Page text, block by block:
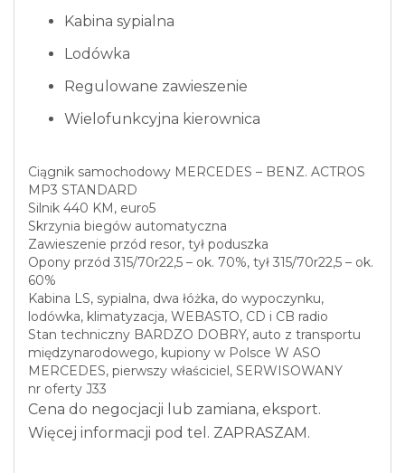
Kabina sypialna
Lodówka
Regulowane zawieszenie
Wielofunkcyjna kierownica
Ciągnik samochodowy MERCEDES – BENZ. ACTROS
MP3 STANDARD
Silnik 440 KM, euro5
Skrzynia biegów automatyczna
Zawieszenie przód resor, tył poduszka
Opony przód 315/70r22,5 – ok. 70%, tył 315/70r22,5 – ok.
60%
Kabina LS, sypialna, dwa łóżka, do wypoczynku,
lodówka, klimatyzacja, WEBASTO, CD i CB radio
Stan techniczny BARDZO DOBRY, auto z transportu
międzynarodowego, kupiony w Polsce W ASO
MERCEDES, pierwszy właściciel, SERWISOWANY
nr oferty J33
Cena do negocjacji lub zamiana, eksport.
Więcej informacji pod tel. ZAPRASZAM.